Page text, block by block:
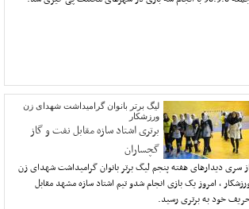
لیگ برتر بانوان گرامیداشت شهدای زن
ورزشکار
برتری اشتاد سازه مقابل نفت و گاز
گچساران
از سری دیدارهای هفته پنجم لیگ برتر بانوان گرامیداشت شهدای زن
، امروز یک بازی انجام شدو تیم اشتاد سازه مشهد مقابل
خود به برتری رسید.